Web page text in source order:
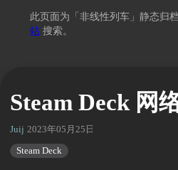
此页面为「非线性列车」静态归
站 搜索。
Steam Deck 网
Juij 2023年05月25日 01:32
Steam Deck